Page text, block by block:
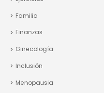
Ejercicios
Ginecología
Menopausia